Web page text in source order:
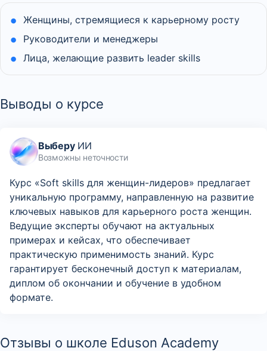
Женщины, стремящиеся к карьерному росту
Руководители и менеджеры
Лица, желающие развить leader skills
Выводы о курсе
ВыберуИИ
Возможны неточности
Курс «Soft skills для женщин-лидеров» предлагает
уникальную программу, направленную на развитие
ключевых навыков для карьерного роста женщин.
Ведущие эксперты обучают на актуальных
примерах и кейсах, что обеспечивает
практическую применимость знаний. Курс
гарантирует бесконечный доступ к материалам,
диплом об окончании и обучение в удобном
формате.
Отзывы о школе Eduson Academy